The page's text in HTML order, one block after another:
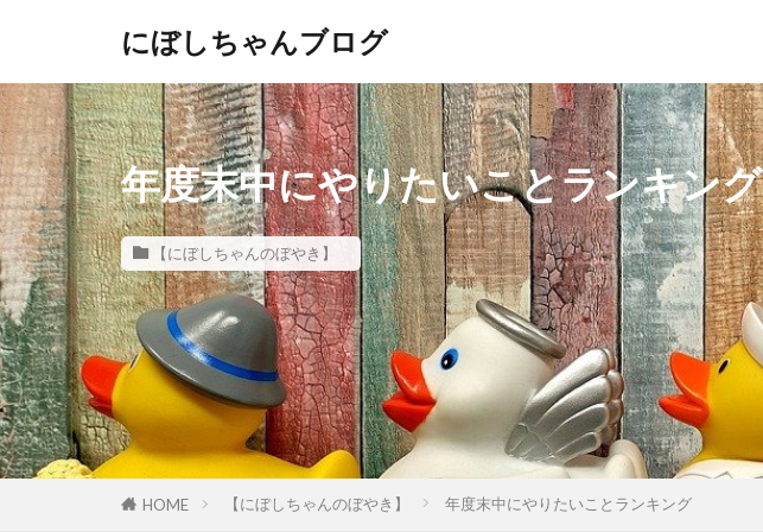
にぼしちゃんブログ
年度末中にやりたいことランキング
【にぼしちゃんのぼやき】
HOME 【にぼしちゃんのぼやき】 年度末中にやりたいことランキング